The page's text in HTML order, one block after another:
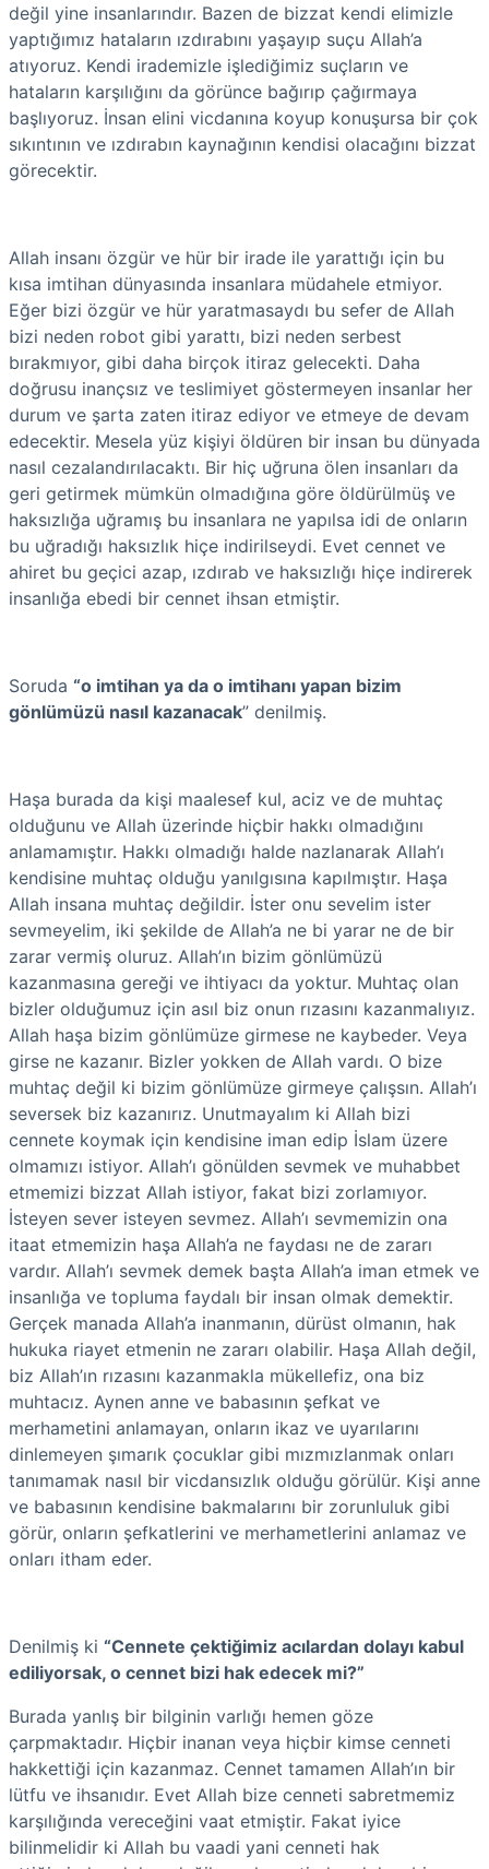
değil yine insanlarındır. Bazen de bizzat kendi elimizle
yaptığımız hataların ızdırabını yaşayıp suçu Allah’a
atıyoruz. Kendi irademizle işlediğimiz suçların ve
hataların karşılığını da görünce bağırıp çağırmaya
başlıyoruz. İnsan elini vicdanına koyup konuşursa bir çok
sıkıntının ve ızdırabın kaynağının kendisi olacağını bizzat
görecektir.
Allah insanı özgür ve hür bir irade ile yarattığı için bu
kısa imtihan dünyasında insanlara müdahele etmiyor.
Eğer bizi özgür ve hür yaratmasaydı bu sefer de Allah
bizi neden robot gibi yarattı, bizi neden serbest
bırakmıyor, gibi daha birçok itiraz gelecekti. Daha
doğrusu inançsız ve teslimiyet göstermeyen insanlar her
durum ve şarta zaten itiraz ediyor ve etmeye de devam
edecektir. Mesela yüz kişiyi öldüren bir insan bu dünyada
nasıl cezalandırılacaktı. Bir hiç uğruna ölen insanları da
geri getirmek mümkün olmadığına göre öldürülmüş ve
haksızlığa uğramış bu insanlara ne yapılsa idi de onların
bu uğradığı haksızlık hiçe indirilseydi. Evet cennet ve
ahiret bu geçici azap, ızdırab ve haksızlığı hiçe indirerek
insanlığa ebedi bir cennet ihsan etmiştir.
Soruda “o imtihan ya da o imtihanı yapan bizim
gönlümüzü nasıl kazanacak” denilmiş.
Haşa burada da kişi maalesef kul, aciz ve de muhtaç
olduğunu ve Allah üzerinde hiçbir hakkı olmadığını
anlamamıştır. Hakkı olmadığı halde nazlanarak Allah’ı
kendisine muhtaç olduğu yanılgısına kapılmıştır. Haşa
Allah insana muhtaç değildir. İster onu sevelim ister
sevmeyelim, iki şekilde de Allah’a ne bi yarar ne de bir
zarar vermiş oluruz. Allah’ın bizim gönlümüzü
kazanmasına gereği ve ihtiyacı da yoktur. Muhtaç olan
bizler olduğumuz için asıl biz onun rızasını kazanmalıyız.
Allah haşa bizim gönlümüze girmese ne kaybeder. Veya
girse ne kazanır. Bizler yokken de Allah vardı. O bize
muhtaç değil ki bizim gönlümüze girmeye çalışsın. Allah’ı
seversek biz kazanırız. Unutmayalım ki Allah bizi
cennete koymak için kendisine iman edip İslam üzere
olmamızı istiyor. Allah’ı gönülden sevmek ve muhabbet
etmemizi bizzat Allah istiyor, fakat bizi zorlamıyor.
İsteyen sever isteyen sevmez. Allah’ı sevmemizin ona
itaat etmemizin haşa Allah’a ne faydası ne de zararı
vardır. Allah’ı sevmek demek başta Allah’a iman etmek ve
insanlığa ve topluma faydalı bir insan olmak demektir.
Gerçek manada Allah’a inanmanın, dürüst olmanın, hak
hukuka riayet etmenin ne zararı olabilir. Haşa Allah değil,
biz Allah’ın rızasını kazanmakla mükellefiz, ona biz
muhtacız. Aynen anne ve babasının şefkat ve
merhametini anlamayan, onların ikaz ve uyarılarını
dinlemeyen şımarık çocuklar gibi mızmızlanmak onları
tanımamak nasıl bir vicdansızlık olduğu görülür. Kişi anne
ve babasının kendisine bakmalarını bir zorunluluk gibi
görür, onların şefkatlerini ve merhametlerini anlamaz ve
onları itham eder.
Denilmiş ki “Cennete çektiğimiz acılardan dolayı kabul
ediliyorsak, o cennet bizi hak edecek mi?”
Burada yanlış bir bilginin varlığı hemen göze
çarpmaktadır. Hiçbir inanan veya hiçbir kimse cenneti
hakkettiği için kazanmaz. Cennet tamamen Allah’ın bir
lütfu ve ihsanıdır. Evet Allah bize cenneti sabretmemiz
karşılığında vereceğini vaat etmiştir. Fakat iyice
bilinmelidir ki Allah bu vaadi yani cenneti hak